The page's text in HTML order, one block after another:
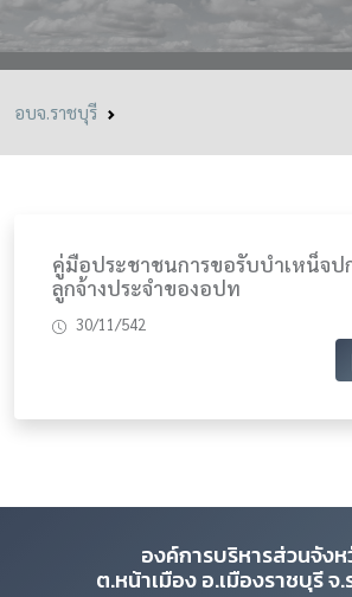
อบจ.ราชบุรี
คู่มือประชาชนการขอรับบำเหน็จป
ลูกจ้างประจำของอปท
30/11/542
องค์การบริหารส่วนจัง
ต.หน้าเมือง อ.เมืองราชบุรี